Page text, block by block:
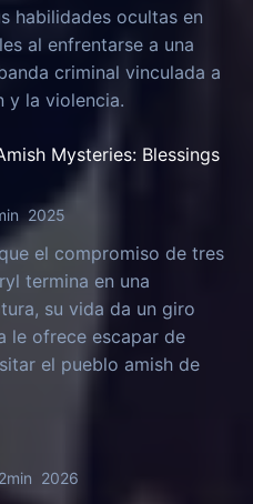
habilidades ocultas en
al enfrentarse a una
criminal vinculada a
y la violencia.
Mysteries: Blessings
2025
el compromiso de tres
termina en una
su vida da un giro
le ofrece escapar de
el pueblo amish de
2026